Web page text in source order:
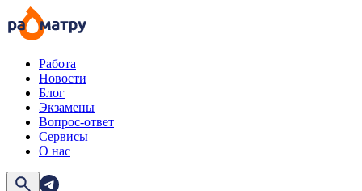
Работа
Новости
Блог
Экзамены
Вопрос-ответ
Сервисы
О нас